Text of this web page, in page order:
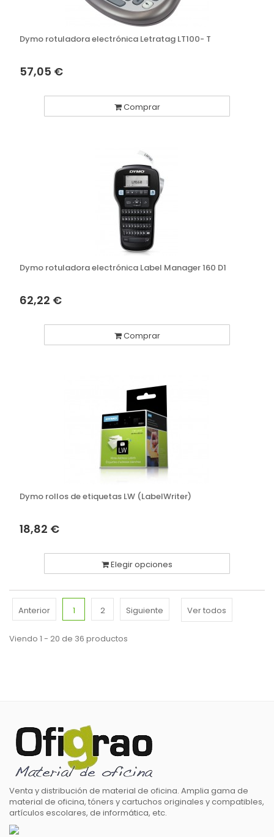
Dymo rotuladora electrónica Letratag LT100- T
57,05 €
Comprar
Dymo rotuladora electrónica Label Manager 160 D1
62,22 €
Comprar
Dymo rollos de etiquetas LW (LabelWriter)
18,82 €
Elegir opciones
Ver todos
Anterior 1 2 Siguiente
Viendo 1 - 20 de 36 productos
Venta y distribución de material de oficina. Amplia gama de
material de oficina, tóners y cartuchos originales y compatibles,
artículos escolares, de informática, etc.